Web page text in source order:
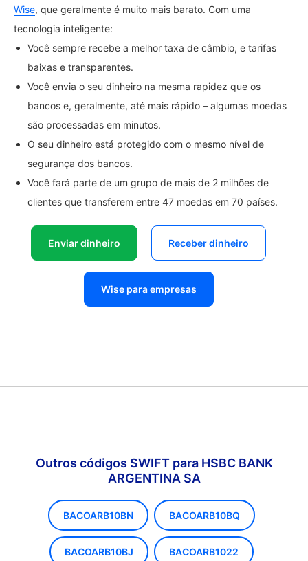
Wise, que geralmente é muito mais barato. Com uma
tecnologia inteligente:
Você sempre recebe a melhor taxa de câmbio, e tarifas
baixas e transparentes.
Você envia o seu dinheiro na mesma rapidez que os
bancos e, geralmente, até mais rápido – algumas moedas
são processadas em minutos.
O seu dinheiro está protegido com o mesmo nível de
segurança dos bancos.
Você fará parte de um grupo de mais de 2 milhões de
clientes que transferem entre 47 moedas em 70 países.
Enviar dinheiro Receber dinheiro
Wise para empresas
Outros códigos SWIFT para HSBC BANK
ARGENTINA SA
BACOARB10BN BACOARB10BQ
BACOARB10BJ BACOARB1022